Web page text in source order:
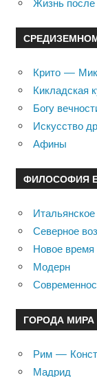
Жизнь после
Крито —
Кикладская
Богу
Искусство
Афины
ФИЛОСОФИЯ
Северное
Новое время
Модерн
ГОРОДА МИРА
Рим —
Мадрид